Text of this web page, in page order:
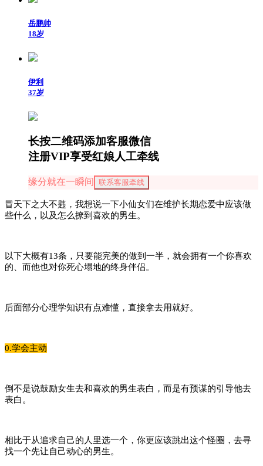
岳鹏帅
18岁
伊利
37岁
长按二维码添加客服微信
注册VIP享受红娘人工牵线
缘分就在一瞬间 联系客服牵线
冒天下之大不韪，我想说一下小仙女们在维护长期恋爱中应该做
些什么，以及怎么撩到喜欢的男生。
以下大概有13条，只要能完美的做到一半，就会拥有一个你喜欢
的、而他也对你死心塌地的终身伴侣。
后面部分心理学知识有点难懂，直接拿去用就好。
0.学会主动
倒不是说鼓励女生去和喜欢的男生表白，而是有预谋的引导他去
表白。
相比于从追求自己的人里选一个，你更应该跳出这个怪圈，去寻
找一个先让自己动心的男生。